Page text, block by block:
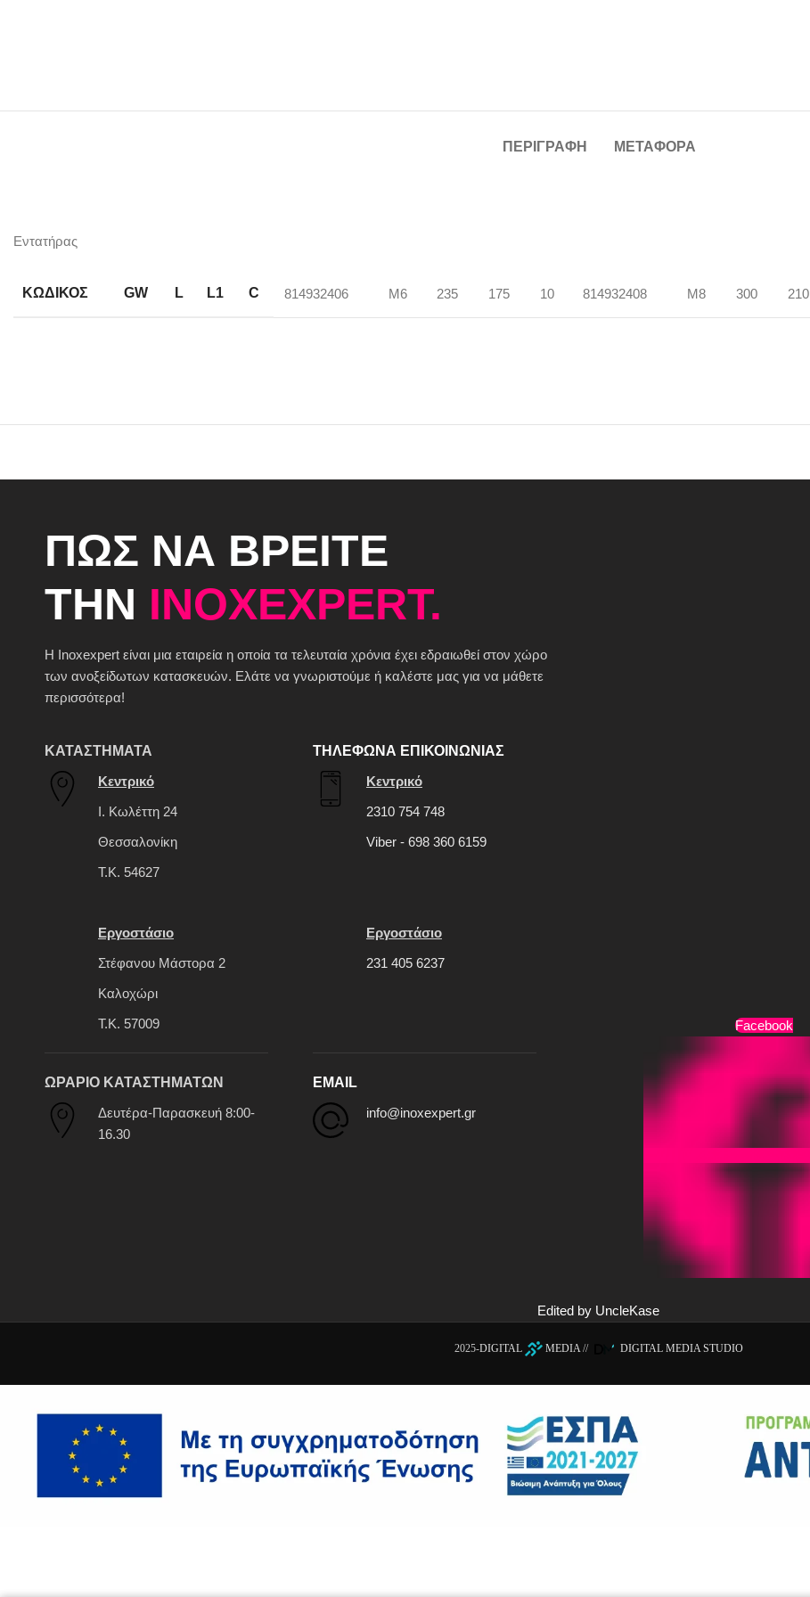
ΠΕΡΙΓΡΑΦΉ ΜΕΤΑΦΟΡΆ
Εντατήρας
ΚΩΔΙΚΟΣ GW L L1 C 814932406 M6 235 175 10 814932408 M8 300 210
ΠΩΣ ΝΑ ΒΡΕΙΤΕ
ΤΗΝ INOXEXPERT.
H Inoxexpert είναι μια εταιρεία η οποία τα τελευταία χρόνια έχει εδραιωθεί στον χώρο
των ανοξείδωτων κατασκευών. Ελάτε να γνωριστούμε ή καλέστε μας για να μάθετε
περισσότερα!
ΚΑΤΑΣΤΗΜΑΤΑ
Κεντρικό
Ι. Κωλέττη 24
Θεσσαλονίκη
Τ.Κ. 54627
Εργοστάσιο
Στέφανου Μάστορα 2
Καλοχώρι
Τ.Κ. 57009
ΩΡΑΡΙΟ ΚΑΤΑΣΤΗΜΑΤΩΝ
Δευτέρα-Παρασκευή 8:00-
16.30
ΤΗΛΕΦΩΝΑ ΕΠΙΚΟΙΝΩΝΙΑΣ
Κεντρικό
2310 754 748
Viber - 698 360 6159
Εργοστάσιο
231 405 6237
EMAIL
info@inoxexpert.gr
Facebook
Edited by UncleKase
2025-DIGITAL MEDIA // DIGITAL MEDIA STUDIO